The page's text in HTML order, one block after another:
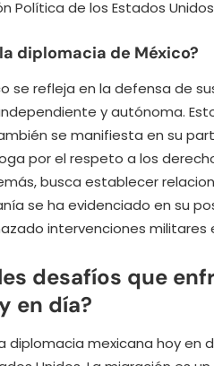
Política de los Estados
diplomacia de México?
se refleja en la defensa de
y autónoma.
se manifiesta en su
por el respeto a los
busca establecer
se ha evidenciado en su
intervenciones militares
desafíos que
en día?
mexicana hoy en